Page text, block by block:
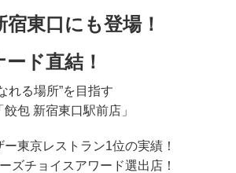
東口にも登場！
ド直結！
れる場所”を目指す
包 新宿東口駅前店」
ー東京レストラン1位の実績！
ズチョイスアワード選出店！